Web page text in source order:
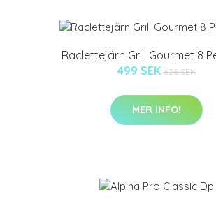
Raclettejärn Grill Gourmet 8
499 SEK 626 SEK
MER INFO!